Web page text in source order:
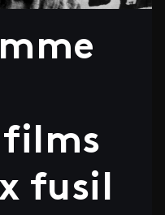
films
fusil